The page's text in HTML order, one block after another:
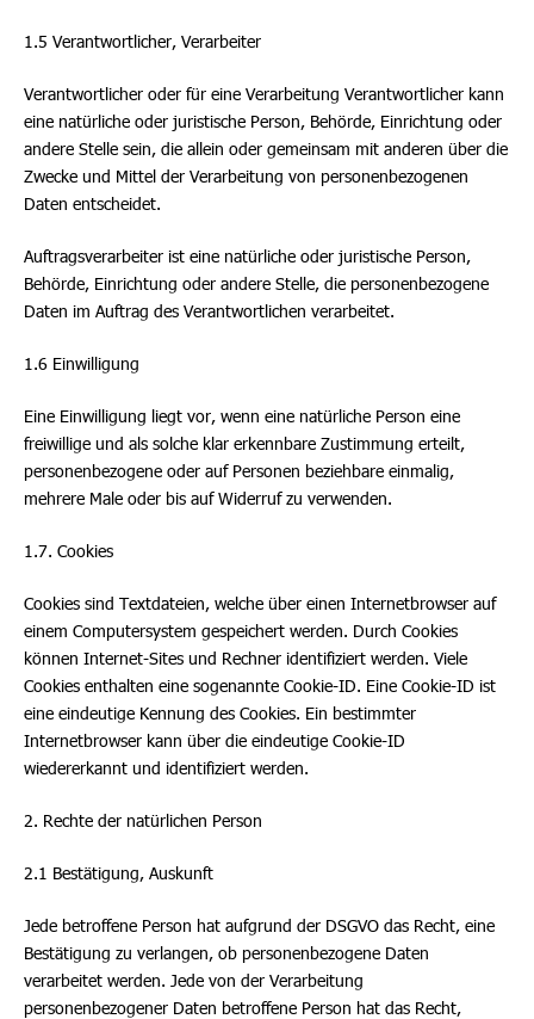
1.5 Verantwortlicher, Verarbeiter
Verantwortlicher oder für eine Verarbeitung Verantwortlicher kann
eine natürliche oder juristische Person, Behörde, Einrichtung oder
andere Stelle sein, die allein oder gemeinsam mit anderen über die
Zwecke und Mittel der Verarbeitung von personenbezogenen
Daten entscheidet.
Auftragsverarbeiter ist eine natürliche oder juristische Person,
Behörde, Einrichtung oder andere Stelle, die personenbezogene
Daten im Auftrag des Verantwortlichen verarbeitet.
1.6 Einwilligung
Eine Einwilligung liegt vor, wenn eine natürliche Person eine
freiwillige und als solche klar erkennbare Zustimmung erteilt,
personenbezogene oder auf Personen beziehbare einmalig,
mehrere Male oder bis auf Widerruf zu verwenden.
1.7. Cookies
Cookies sind Textdateien, welche über einen Internetbrowser auf
einem Computersystem gespeichert werden. Durch Cookies
können Internet-Sites und Rechner identifiziert werden. Viele
Cookies enthalten eine sogenannte Cookie-ID. Eine Cookie-ID ist
eine eindeutige Kennung des Cookies. Ein bestimmter
Internetbrowser kann über die eindeutige Cookie-ID
wiedererkannt und identifiziert werden.
2. Rechte der natürlichen Person
2.1 Bestätigung, Auskunft
Jede betroffene Person hat aufgrund der DSGVO das Recht, eine
Bestätigung zu verlangen, ob personenbezogene Daten
verarbeitet werden. Jede von der Verarbeitung
personenbezogener Daten betroffene Person hat das Recht,